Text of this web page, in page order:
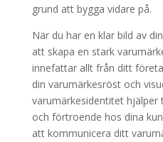
grund att bygga vidare på.
När du har en klar bild av
att skapa en stark
innefattar allt från ditt
din varumärkesröst och
varumärkesidentitet hjälper
och förtroende hos dina
att kommunicera ditt